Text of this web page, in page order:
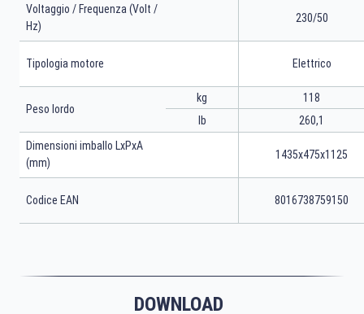
Voltaggio / Frequenza (Volt /
Hz)
230/50
Tipologia motore Elettrico
Peso lordo
kg
lb
118
260,1
Dimensioni imballo LxPxA
(mm)
1435x475x1125
Codice EAN 8016738759150
DOWNLOAD